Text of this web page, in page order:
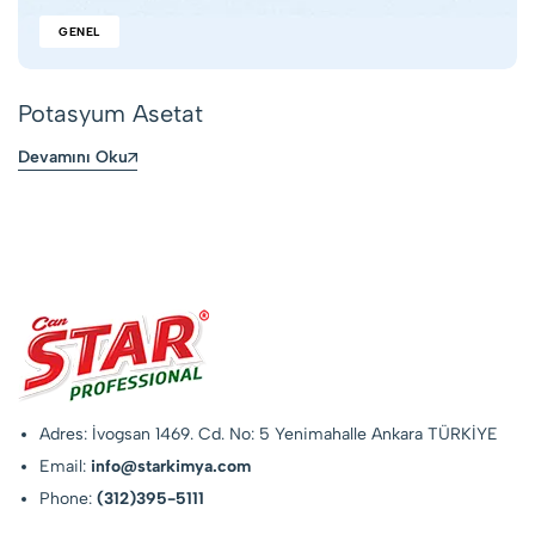
GENEL
Potasyum Asetat
Devamını Oku
Adres: İvogsan 1469. Cd. No: 5 Yenimahalle Ankara TÜRKİYE
Email: info@starkimya.com
Phone:(312)395-5111